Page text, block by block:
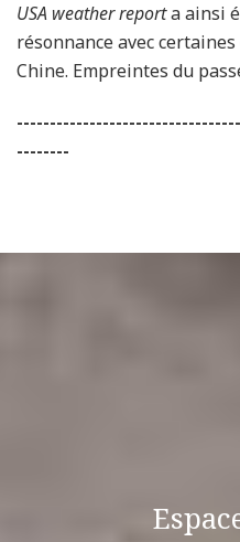
USA weather reporta ainsi
résonnance avec
Chine. Empreintes du
--------